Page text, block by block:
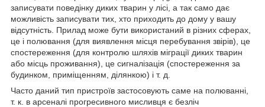
записувати поведінку диких тварин у лісі, а так само дає
можливість записувати тих, хто приходить до дому у вашу
відсутність. Прилад може бути використаний в різних сферах,
це і полювання (для виявлення місця перебування звірів), це
спостереження (для контролю шляхів міграції диких тварин
або місць проживання), це сигналізація (спостереження за
будинком, приміщенням, ділянкою) і т. д.
Часто даний тип пристроїв застосовують саме на полюванні,
т. к. в арсеналі прогресивного мисливця є безліч